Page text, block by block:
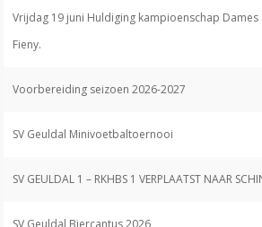
Vrijdag 19 juni Huldiging kampioenschap Dames
Fieny.
Voorbereiding seizoen 2026-2027
SV Geuldal Minivoetbaltoernooi
SV GEULDAL 1 – RKHBS 1 VERPLAATST NAAR
SV Geuldal Biercantus 2026